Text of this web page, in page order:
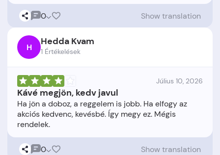
0 Show translation
H Hedda Kvam
1 Értékelések
Július 10, 2026
Kávé megjön, kedv javul
Ha jön a doboz, a reggelem is jobb. Ha elfogy az
akciós kedvenc, kevésbé. Így megy ez. Mégis
0 Show translation